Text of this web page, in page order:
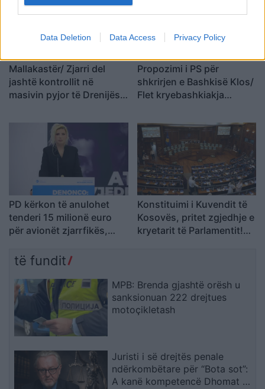
Data Deletion Data Access Privacy Policy
Mallakastër/ Zjarri del
jashtë kontrollit në
masivin pyjor të Drenijës!
ndërhyrja nga ajri (VIDEO)
Propozimi i PS për
shkrirjen e Bashkisë Klos/
Flet kryebashkiakja
Jam shërbëtore e popullit,
karrigia është e
përkohshme, nëse
qytetarët janë kundër, unë
jam me ta (VIDEO)
PD kërkon të anulohet
tenderi 15 milionë euro
për avionët zjarrfikës,
me skandale në Spanjë, të
Konstituimi i Kuvendit të
Kosovës, pritet zgjedhje e
kryetarit të Parlamentit!
të fundit
MPB: Brenda gjashtë orësh u
sanksionuan 222 drejtues
motoçikletash
Juristi i së drejtës penale
ndërkombëtare për “Bota sot”:
A kanë kompetencë Dhomat e